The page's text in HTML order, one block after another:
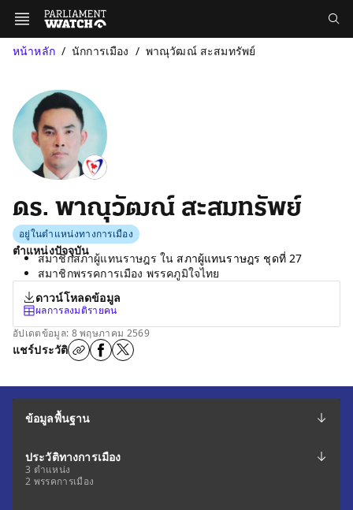
หน้าหลัก นักการเมือง พาณุวัฒณ์ สะสมทรัพย์
ดร. พาณุวัฒณ์ สะสมทรัพย์
อยู่ในตำแหน่งทางการเมือง
ตำแหน่งปัจจุบัน
สมาชิกสภาผู้แทนราษฎร ใน สภาผู้แทนราษฎร ชุดที่ 27
สมาชิกพรรคการเมือง พรรคภูมิใจไทย
ดาวน์โหลดข้อมูล
ผลการลงมติรายคน
อัปเดตข้อมูล: 8 พฤษภาคม 2569
แชร์ประวัติ
ข้อมูลพื้นฐาน
ประวัติทางการเมือง
3 ตำแหน่ง
2 พรรคการเมือง